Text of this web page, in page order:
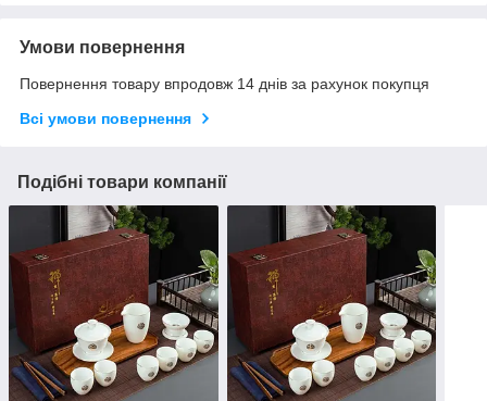
Умови повернення
Повернення товару впродовж 14 днів за рахунок покупця
Всі умови повернення
Подібні товари компанії